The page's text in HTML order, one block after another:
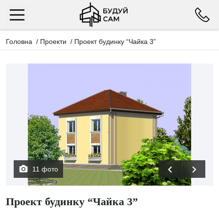
Головна / Проекти / Проект будинку “Чайка 3”
11 фото
Проект будинку “Чайка 3”